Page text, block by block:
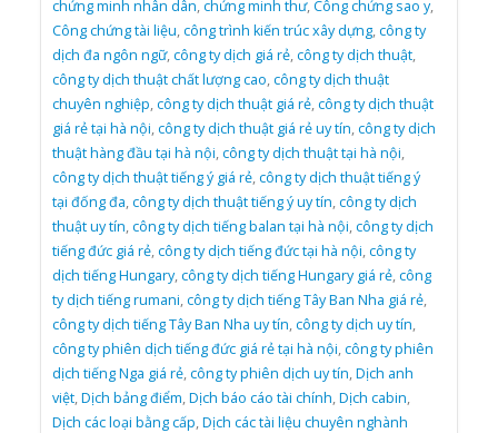
chứng minh nhân dân,chứng minh thư,Công chứng sao y,
Công chứng tài liệu,công trình kiến trúc xây dựng,công ty
dịch đa ngôn ngữ,công ty dịch giá rẻ,công ty dịch thuật,
công ty dịch thuật chất lượng cao,công ty dịch thuật
chuyên nghiệp,công ty dịch thuật giá rẻ,công ty dịch thuật
giá rẻ tại hà nội,công ty dịch thuật giá rẻ uy tín,công ty dịch
thuật hàng đầu tại hà nội,công ty dịch thuật tại hà nội,
công ty dịch thuật tiếng ý giá rẻ,công ty dịch thuật tiếng ý
tại đống đa,công ty dịch thuật tiếng ý uy tín,công ty dịch
thuật uy tín,công ty dịch tiếng balan tại hà nội,công ty dịch
tiếng đức giá rẻ,công ty dịch tiếng đức tại hà nội,công ty
dịch tiếng Hungary,công ty dịch tiếng Hungary giá rẻ,công
ty dịch tiếng rumani,công ty dịch tiếng Tây Ban Nha giá rẻ,
công ty dịch tiếng Tây Ban Nha uy tín,công ty dịch uy tín,
công ty phiên dịch tiếng đức giá rẻ tại hà nội,công ty phiên
dịch tiếng Nga giá rẻ,công ty phiên dịch uy tín,Dịch anh
việt,Dịch bảng điểm,Dịch báo cáo tài chính,Dịch cabin,
Dịch các loại bằng cấp,Dịch các tài liệu chuyên nghành